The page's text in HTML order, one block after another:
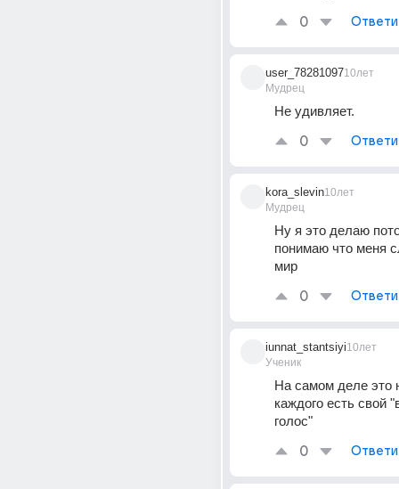
0
user_78281097
Мудрец
10лет
Не удивляет.
0
kora_slevin
Мудрец
10лет
Ну я это делаю
понимаю что меня
мир
0
iunnat_stantsiyi
Ученик
10лет
На самом деле это
каждого есть свой
голос"
0